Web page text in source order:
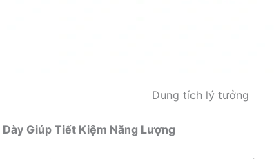
Dung tích lý tưởng
Giúp Tiết Kiệm Năng Lượng